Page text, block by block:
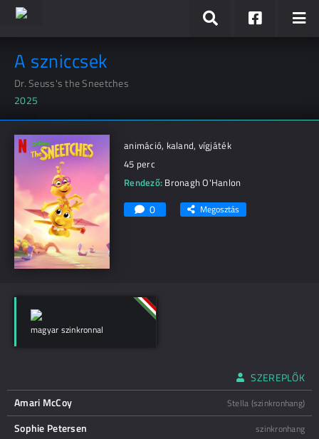
A szniccsek
Dr. Seuss's the Sneetches
2025
animáció, kaland, vígjáték
45 perc
Rendező: Bronagh O'Hanlon
0 Megosztás
magyar szinkronnal
SZEREPLŐK
Amari McCoy
Stella (szinkronhang)
Sophie Petersen szinkronhang